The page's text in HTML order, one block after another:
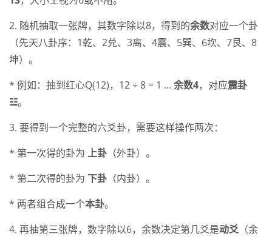
2. 随机抽取一张牌，其数字除以8，得到的余数对应一个卦
（先天八卦序：1乾、2兑、3离、4震、5巽、6坎、7艮、8
坤）。
* 例如：抽到红心Q(12)，12 ÷ 8 = 1 ... 余数4，对应震卦
☳。
3. 要得到一个完整的六爻卦，需要这样操作两次：
* 第一次得的卦为 上卦 （外卦）。
* 第二次得的卦为 下卦 （内卦）。
* 两者组合成一个本卦。
4. 再抽第三张牌，数字除以6，余数决定第几爻是动爻 （余